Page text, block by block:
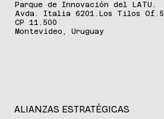
Parque de Innovación del LATU.
Avda. Italia 6201.Los Tilos Of.5
CP 11.500
Montevideo, Uruguay
ALIANZAS ESTRATÉGICAS